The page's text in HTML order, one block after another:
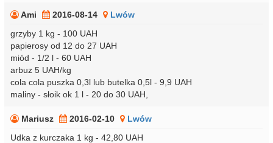
Ami 2016-08-14
Lwów
grzyby 1 kg - 100 UAH
papierosy od 12 do 27 UAH
miód - 1/2 l - 60 UAH
arbuz 5 UAH/kg
cola cola puszka 0,3l lub butelka 0,5l - 9,9 UAH
maliny - słoik ok 1 l - 20 do 30 UAH,
Mariusz 2016-02-10
Lwów
Udka z kurczaka 1 kg - 42,80 UAH